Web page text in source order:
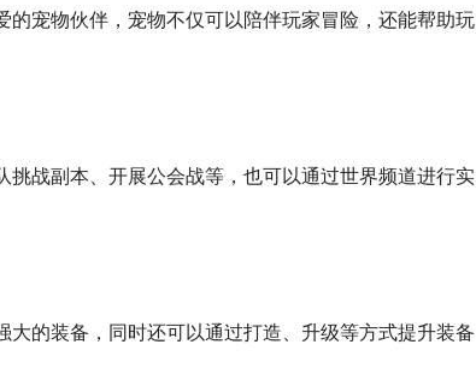
的宠物伙伴，宠物不仅可以陪伴玩家冒险，还能帮助玩
挑战副本、开展公会战等，也可以通过世界频道进行实
的装备，同时还可以通过打造、升级等方式提升装备